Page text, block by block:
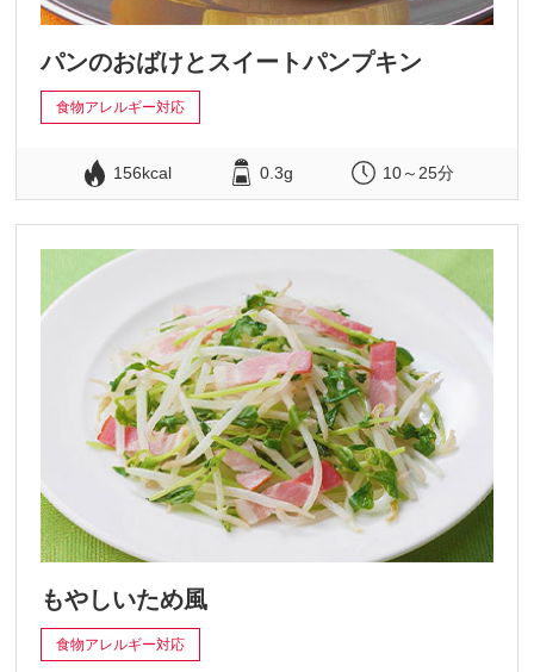
パンのおばけとスイートパンプキン
食物アレルギー対応
156kcal 0.3g 10～25分
もやしいため風
食物アレルギー対応